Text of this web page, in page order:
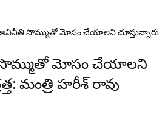
అవినీతి సొమ్ముతో మోసం చేయాలని చూస్తున్నారు
సొమ్ముతో మోసం చేయాలని
మంత్రి హరీశ్ రావు